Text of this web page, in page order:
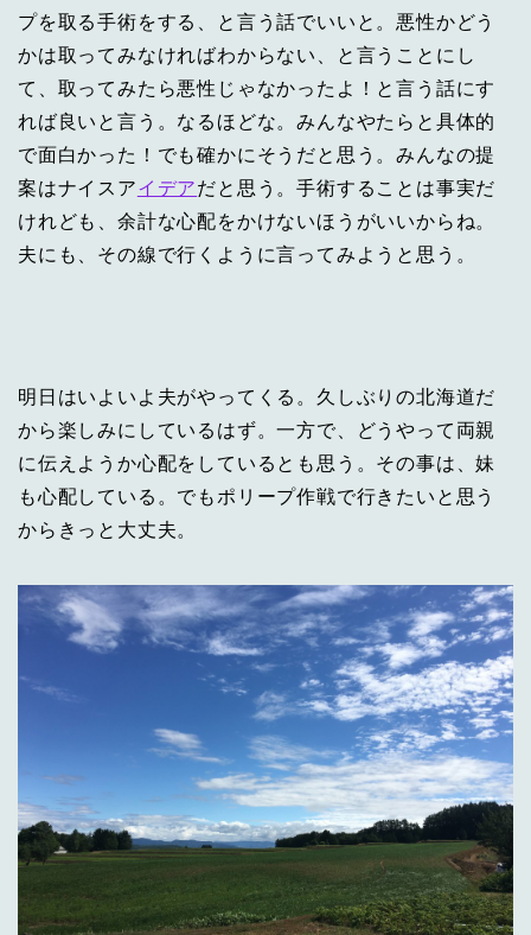
プを取る手術をする、と言う話でいいと。悪性かどう
かは取ってみなければわからない、と言うことにし
て、取ってみたら悪性じゃなかったよ！と言う話にす
れば良いと言う。なるほどな。みんなやたらと具体的
で面白かった！でも確かにそうだと思う。みんなの提
案はナイスアイデアだと思う。手術することは事実だ
けれども、余計な心配をかけないほうがいいからね。
夫にも、その線で行くように言ってみようと思う。
明日はいよいよ夫がやってくる。久しぶりの北海道だ
から楽しみにしているはず。一方で、どうやって両親
に伝えようか心配をしているとも思う。その事は、妹
も心配している。でもポリープ作戦で行きたいと思う
からきっと大丈夫。